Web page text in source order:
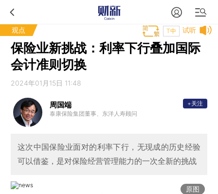
观点 试听
T中
保险业新挑战：利率下行叠加国际
会计准则切换
2024年01月15日 11:48
周国端
泰康保险集团董事、东洋⼈寿顾问
+关注
这次中国保险业面对的利率下行，无现成的历史经验
可以借鉴，是对保险经营管理能力的一次全新的挑战
原图